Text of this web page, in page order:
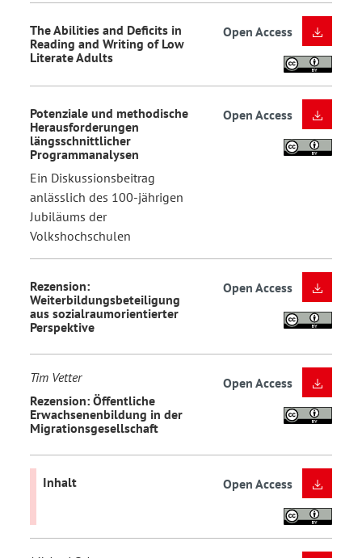
The Abilities and Deficits in
Reading and Writing of Low
Literate Adults
Open Access
Potenziale und methodische
Herausforderungen
längsschnittlicher
Programmanalysen
Ein Diskussionsbeitrag
anlässlich des 100-jährigen
Jubiläums der
Volkshochschulen
Open Access
Rezension:
Weiterbildungsbeteiligung
aus sozialraumorientierter
Perspektive
Open Access
Tim Vetter
Rezension: Öffentliche
Erwachsenenbildung in der
Migrationsgesellschaft
Open Access
Inhalt Open Access